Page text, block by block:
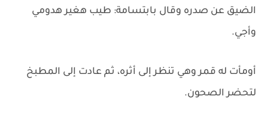
الضيق عن صدره وقال بابتسامة: طيب هغير هدومي
وأجي.
أومأت له قمر وهي تنظر إلى أثره، ثم عادت إلى المطبخ
لتحضر الصحون.